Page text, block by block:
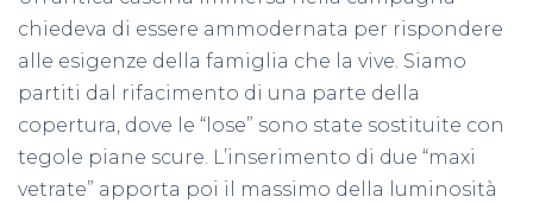
chiedeva di essere ammodernata per rispondere
alle esigenze della famiglia che la vive. Siamo
partiti dal rifacimento di una parte della
copertura, dove le “lose” sono state sostituite con
tegole piane scure. L’inserimento di due “maxi
vetrate” apporta poi il massimo della luminosità